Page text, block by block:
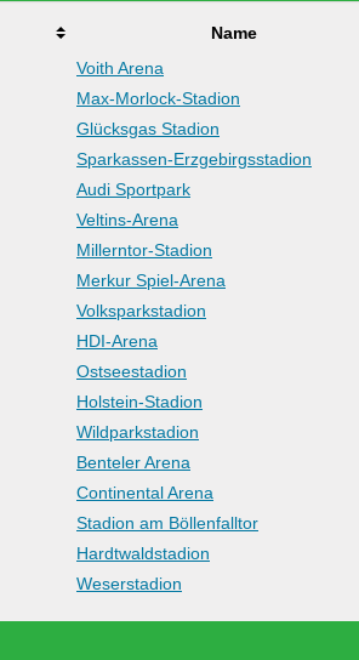
Name
Voith Arena
Max-Morlock-Stadion
Glücksgas Stadion
Sparkassen-Erzgebirgsstadion
Audi Sportpark
Veltins-Arena
Millerntor-Stadion
Merkur Spiel-Arena
Volksparkstadion
HDI-Arena
Ostseestadion
Holstein-Stadion
Wildparkstadion
Benteler Arena
Continental Arena
Stadion am Böllenfalltor
Hardtwaldstadion
Weserstadion